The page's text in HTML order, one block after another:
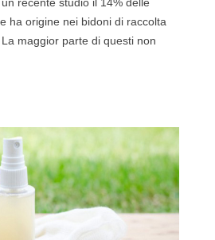
ha origine nei bidoni di raccolta
maggior parte di questi non